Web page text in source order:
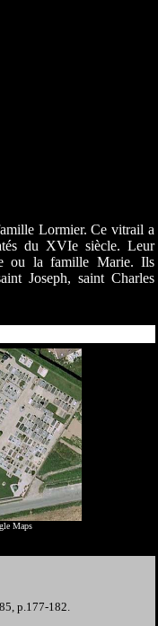
Lormier. Ce vitrail a
du XVIe siècle. Leur
ou la famille Marie. Ils
Joseph, saint Charles
Maps
p.177-182.